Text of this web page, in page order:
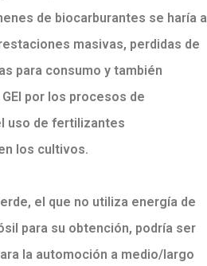
de biocarburantes se haría a
masivas, perdidas de
para consumo y también
por los procesos de
uso de fertilizantes
los cultivos.
el que no utiliza energía de
para su obtención, podría ser
la automoción a medio/largo